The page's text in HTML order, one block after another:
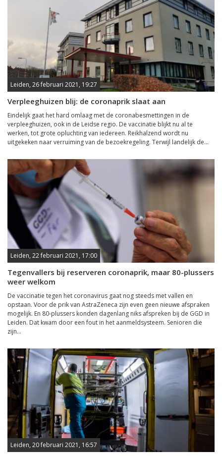
Leiden, 26 februari 2021, 19:27
Verpleeghuizen blij: de coronaprik slaat aan
Eindelijk gaat het hard omlaag met de coronabesmettingen in de
verpleeghuizen, ook in de Leidse regio. De vaccinatie blijkt nu al te
werken, tot grote opluchting van iedereen. Reikhalzend wordt nu
uitgekeken naar verruiming van de bezoekregeling. Terwijl landelijk de...
Leiden, 22 februari 2021, 17:00
Tegenvallers bij reserveren coronaprik, maar 80-plussers
weer welkom
De vaccinatie tegen het coronavirus gaat nog steeds met vallen en
opstaan. Voor de prik van AstraZeneca zijn even geen nieuwe afspraken
mogelijk. En 80-plussers konden dagenlang niks afspreken bij de GGD in
Leiden. Dat kwam door een fout in het aanmeldsysteem. Senioren die
zijn...
Leiden, 20 februari 2021, 16:57